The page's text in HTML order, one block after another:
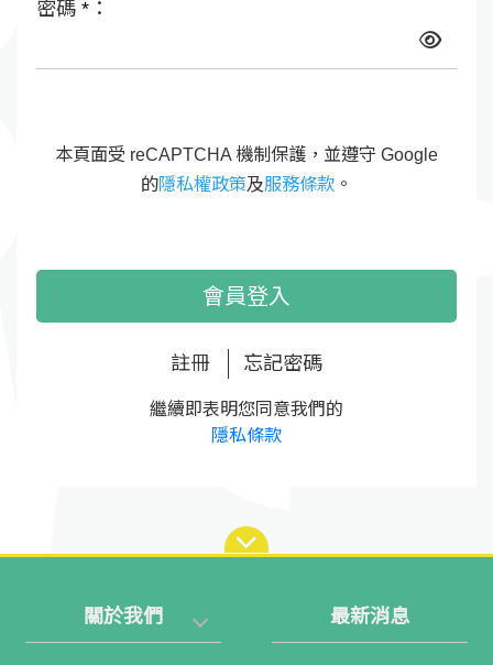
密碼 * ：
本頁面受 reCAPTCHA 機制保護，並遵守 Google
的隱私權政策及服務條款 。
會員登入
註冊 忘記密碼
繼續即表明您同意我們的
隱私條款
關於我們 最新消息